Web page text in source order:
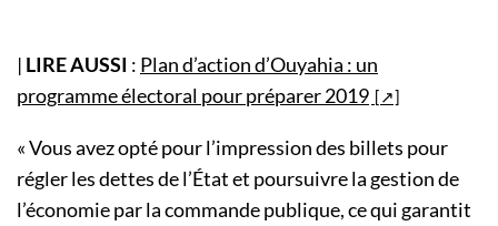
| LIRE AUSSI : Plan d’action d’Ouyahia : un
programme électoral pour préparer 2019
« Vous avez opté pour l’impression des billets pour
régler les dettes de l’État et poursuivre la gestion de
l’économie par la commande publique, ce qui garantit